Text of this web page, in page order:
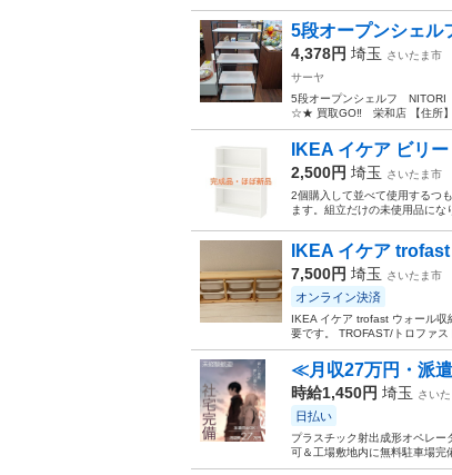
5段オープンシェ
4,378円 埼玉 さいたま市
サーヤ
5段オープンシェルフ
☆★ 買取GO‼ 栄和店 【住所】
IKEA イケア ビリー
2,500円 埼玉 さいたま市
2個購入して並べて使用するつ
ます。組立だけの未使用品に
IKEA イケア
7,500円 埼玉 さいたま市
オンライン決済
IKEA イケア trofast ウォール収
要です。 TROFAST/トロファ
≪月収27万円・派
時給1,450円 埼玉 さい
日払い
プラスチック射出成形オペレ
可＆工場敷地内に無料駐車場